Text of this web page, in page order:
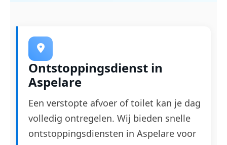
Ontstoppingsdienst in
Aspelare
Een verstopte afvoer of toilet kan je dag
volledig ontregelen. Wij bieden snelle
ontstoppingsdiensten in Aspelare voor